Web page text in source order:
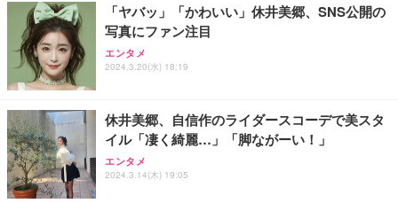
「ヤバッ」「かわいい」休井美郷、SNS公開の
写真にファン注目
エンタメ
2024.3.20(水) 18:19
休井美郷、自信作のライダースコーデで美スタ
イル「凄く綺麗…」「脚ながーい！」
エンタメ
2024.3.14(木) 19:05